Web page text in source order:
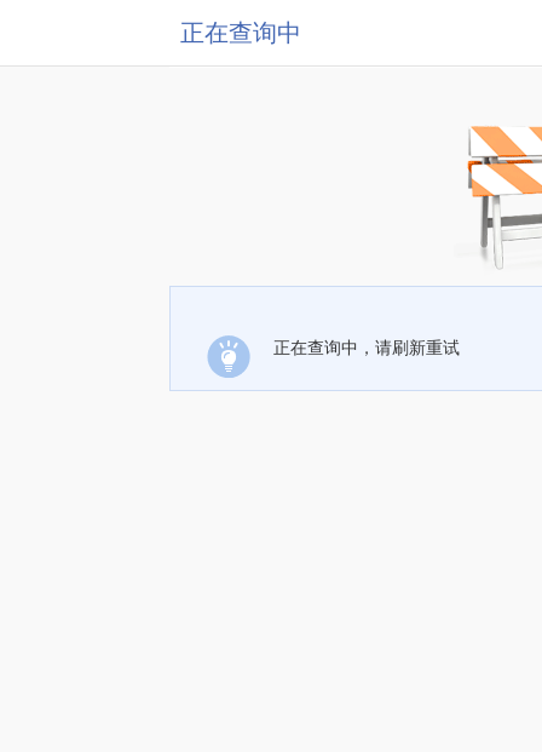
正在查询中
正在查询中，请刷新重试